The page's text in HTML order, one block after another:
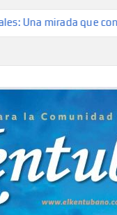
historia, el arte